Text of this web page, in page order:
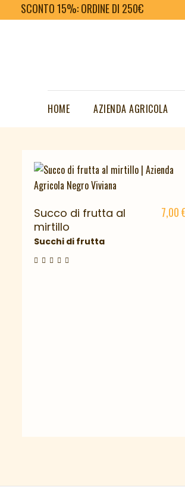
SCONTO 15%: ORDINE DI 250€
HOME AZIENDA AGRICOLA
Succo di frutta al
mirtillo
Succhi di frutta
7,00